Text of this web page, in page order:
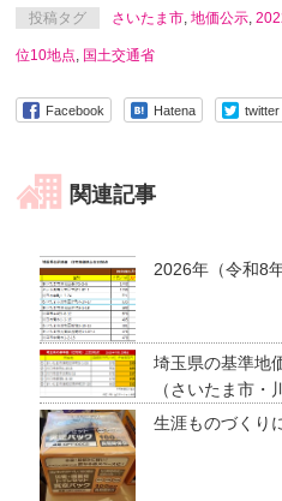
投稿タグ さいたま市 ,地価公示 ,
位10地点 国土交通省
Facebook Hatena twitter
関連記事
2026年（令和8
埼玉県の基準地
（さいたま市
生涯ものづくり